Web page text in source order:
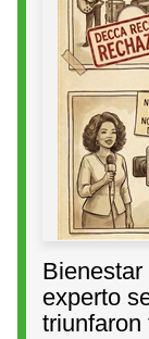
Bienestar
experto
triunfaron